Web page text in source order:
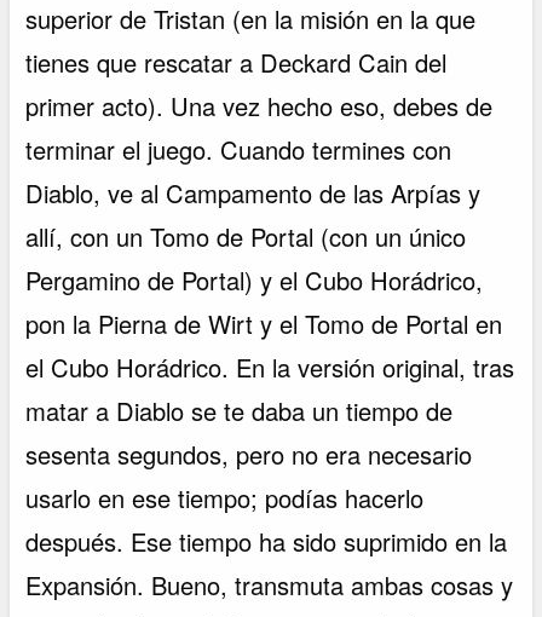
superior de Tristan (en la misión en la que
tienes que rescatar a Deckard Cain del
primer acto). Una vez hecho eso, debes de
terminar el juego. Cuando termines con
Diablo, ve al Campamento de las Arpías y
allí, con un Tomo de Portal (con un único
Pergamino de Portal) y el Cubo Horádrico,
pon la Pierna de Wirt y el Tomo de Portal en
el Cubo Horádrico. En la versión original, tras
matar a Diablo se te daba un tiempo de
sesenta segundos, pero no era necesario
usarlo en ese tiempo; podías hacerlo
después. Ese tiempo ha sido suprimido en la
Expansión. Bueno, transmuta ambas cosas y